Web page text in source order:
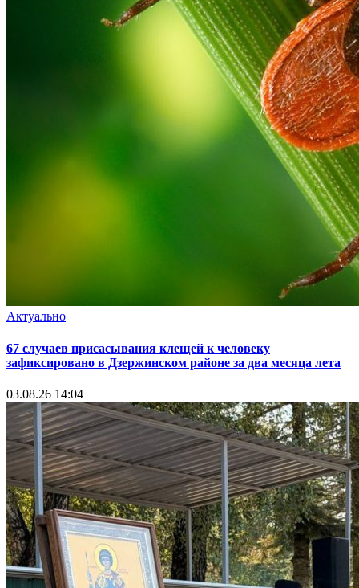
Актуально
67 случаев присасывания клещей к человеку
зафиксировано в Дзержинском районе за два месяца лета
03.08.26 14:04